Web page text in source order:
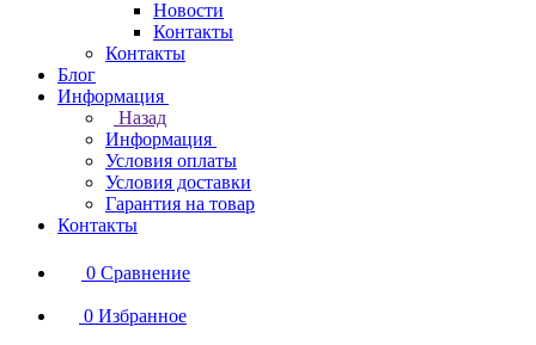
Новости
Контакты
Контакты
Блог
Информация
Назад
Информация
Условия оплаты
Условия доставки
Гарантия на товар
Контакты
0 Сравнение
0 Избранное